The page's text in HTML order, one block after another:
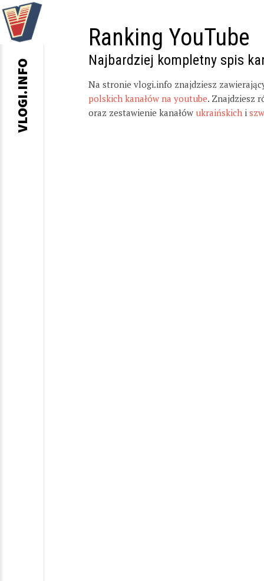
Ranking YouTube
Najbardziej kompletny spis
Na stronie vlogi.info znajdziesz
polskich kanałów na youtube. Znajdziesz
oraz zestawienie kanałów ukraińskich i
VLOGI.INFO